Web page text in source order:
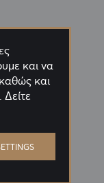
και να
και